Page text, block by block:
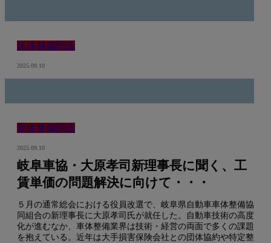
車体整備関係
2025.09.10
車体整備関係
2025.09.10
岐阜車協・大原孝司新理事長に聞く、工
賃単価の問題解決に向けて・・・
５月の通常総会における役員改選で、岐阜県自動車車体整備協
同組合の新理事長に大原孝司氏が就任した。自動車技術の高度
化が進むなか、車体整備業界は技術・経営の両面で多くの課題
を抱えている。近年は大手損害保険会社との団体協約や特定整